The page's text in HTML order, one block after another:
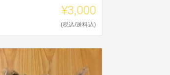
¥3,000
(税込/送料込)